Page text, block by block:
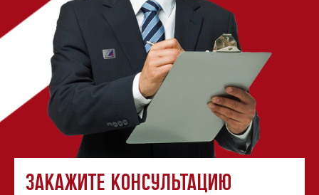
Закажите консультацию